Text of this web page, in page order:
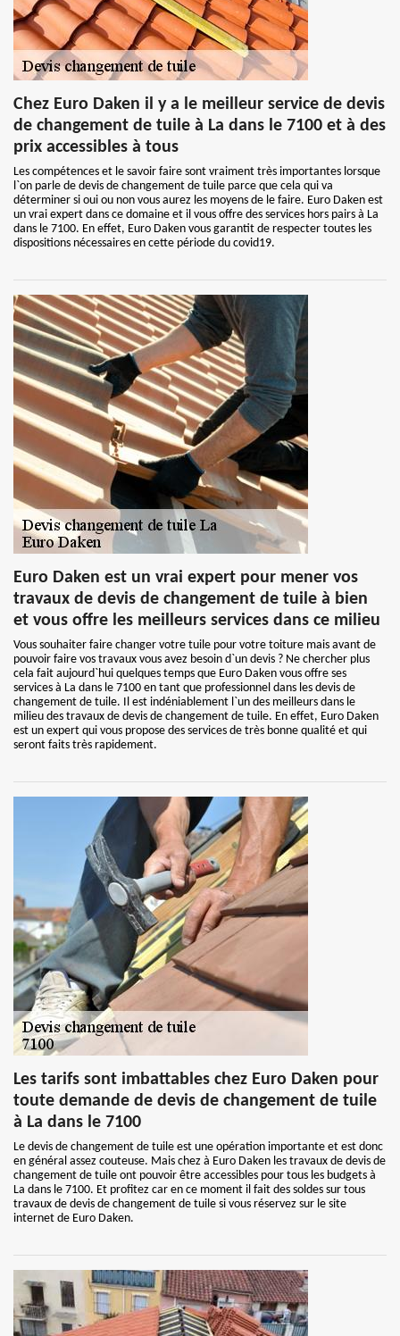
Chez Euro Daken il y a le meilleur service de devis
de changement de tuile à La dans le 7100 et à des
prix accessibles à tous
Les compétences et le savoir faire sont vraiment très importantes lorsque
l`on parle de devis de changement de tuile parce que cela qui va
déterminer si oui ou non vous aurez les moyens de le faire. Euro Daken est
un vrai expert dans ce domaine et il vous offre des services hors pairs à La
dans le 7100. En effet, Euro Daken vous garantit de respecter toutes les
dispositions nécessaires en cette période du covid19.
Euro Daken est un vrai expert pour mener vos
travaux de devis de changement de tuile à bien
et vous offre les meilleurs services dans ce milieu
Vous souhaiter faire changer votre tuile pour votre toiture mais avant de
pouvoir faire vos travaux vous avez besoin d`un devis ? Ne chercher plus
cela fait aujourd`hui quelques temps que Euro Daken vous offre ses
services à La dans le 7100 en tant que professionnel dans les devis de
changement de tuile. Il est indéniablement l`un des meilleurs dans le
milieu des travaux de devis de changement de tuile. En effet, Euro Daken
est un expert qui vous propose des services de très bonne qualité et qui
seront faits très rapidement.
Les tarifs sont imbattables chez Euro Daken pour
toute demande de devis de changement de tuile
à La dans le 7100
Le devis de changement de tuile est une opération importante et est donc
en général assez couteuse. Mais chez à Euro Daken les travaux de devis de
changement de tuile ont pouvoir être accessibles pour tous les budgets à
La dans le 7100. Et profitez car en ce moment il fait des soldes sur tous
travaux de devis de changement de tuile si vous réservez sur le site
internet de Euro Daken.